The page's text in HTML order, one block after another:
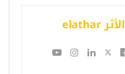
الأثر elathar